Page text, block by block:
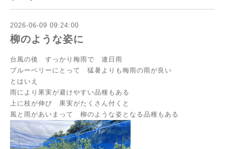
2026-06-09 09:24:00
柳のような姿に
台風の後 すっかり梅雨で 連日雨
ブルーベリーにとって 猛暑よりも梅雨の雨が良い
とはいえ
雨により果実が避けやすい品種もある
上に枝が伸び 果実がたくさん付くと
風と雨があいまって 柳のような姿となる品種もある